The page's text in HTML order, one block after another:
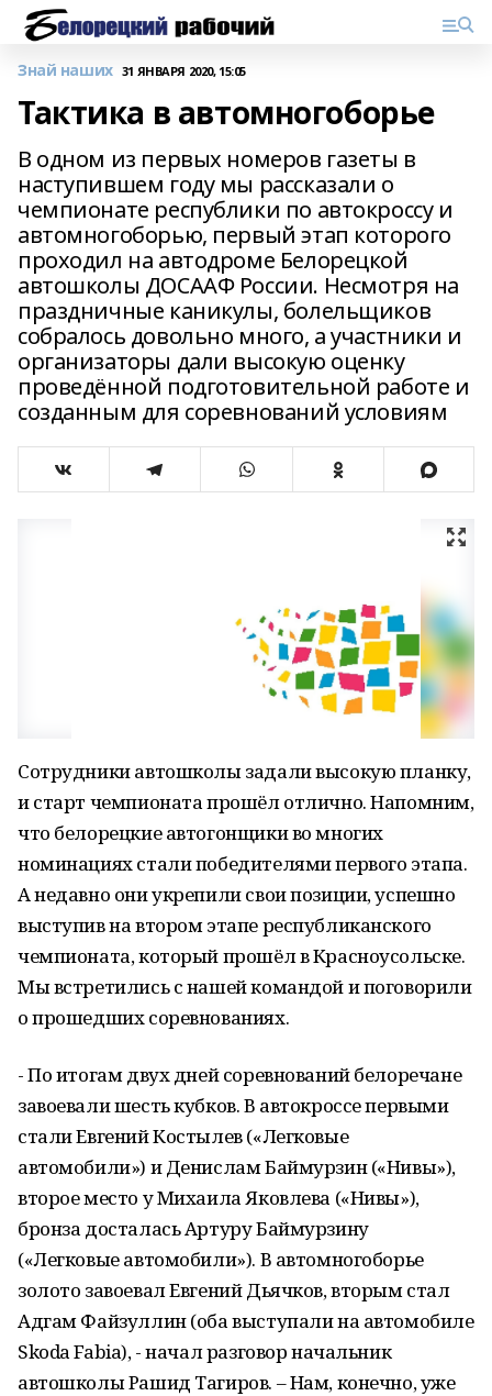
Знай наших 31 ЯНВАРЯ 2020, 15:05
Тактика в автомногоборье
В одном из первых номеров газеты в
наступившем году мы рассказали о
чемпионате республики по автокроссу и
автомногоборью, первый этап которого
проходил на автодроме Белорецкой
автошколы ДОСААФ России. Несмотря на
праздничные каникулы, болельщиков
собралось довольно много, а участники и
организаторы дали высокую оценку
проведённой подготовительной работе и
созданным для соревнований условиям
Сотрудники автошколы задали высокую планку,
и старт чемпионата прошёл отлично. Напомним,
что белорецкие автогонщики во многих
номинациях стали победителями первого этапа.
А недавно они укрепили свои позиции, успешно
выступив на втором этапе республиканского
чемпионата, который прошёл в Красноусольске.
Мы встретились с нашей командой и поговорили
о прошедших соревнованиях.
- По итогам двух дней соревнований белоречане
завоевали шесть кубков. В автокроссе первыми
стали Евгений Костылев («Легковые
автомобили») и Денислам Баймурзин («Нивы»),
второе место у Михаила Яковлева («Нивы»),
бронза досталась Артуру Баймурзину
(«Легковые автомобили»). В автомногоборье
золото завоевал Евгений Дьячков, вторым стал
Адгам Файзуллин (оба выступали на автомобиле
Skoda Fabia), - начал разговор начальник
автошколы Рашид Тагиров. – Нам, конечно, уже